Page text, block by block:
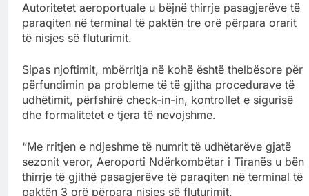
Autoritetet aeroportuale u bëjnë thirrje pasagjerëve të
paraqiten në terminal të paktën tre orë përpara orarit
të nisjes së fluturimit.
Sipas njoftimit, mbërritja në kohë është thelbësore për
përfundimin pa probleme të të gjitha procedurave të
udhëtimit, përfshirë check-in-in, kontrollet e sigurisë
dhe formalitetet e tjera të nevojshme.
“Me rritjen e ndjeshme të numrit të udhëtarëve gjatë
sezonit veror, Aeroporti Ndërkombëtar i Tiranës u bën
thirrje të gjithë pasagjerëve të paraqiten në terminal të
paktën 3 orë përpara nisjes së fluturimit.